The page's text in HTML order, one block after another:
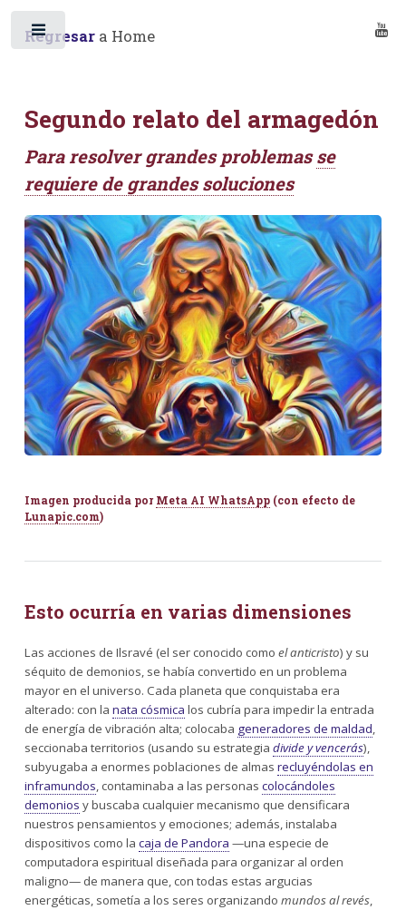
Regresara Home
Segundo relato del armagedón
Para resolver grandes problemas se
requiere de grandes soluciones
Imagen producida porMeta AI WhatsApp(con efecto de
Lunapic.com)
Esto ocurría en varias dimensiones
Las acciones de Ilsravé (el ser conocido como el anticristo) y su
séquito de demonios, se había convertido en un problema
mayor en el universo. Cada planeta que conquistaba era
alterado: con la nata cósmica los cubría para impedir la entrada
de energía de vibración alta; colocaba generadores de maldad,
seccionaba territorios (usando su estrategia divide y vencerás),
subyugaba a enormes poblaciones de almas recluyéndolas en
inframundos, contaminaba a las personas colocándoles
demonios y buscaba cualquier mecanismo que densificara
nuestros pensamientos y emociones; además, instalaba
dispositivos como la caja de Pandora —una especie de
computadora espiritual diseñada para organizar al orden
maligno— de manera que, con todas estas argucias
energéticas, sometía a los seres organizando mundos al revés,
Toggle